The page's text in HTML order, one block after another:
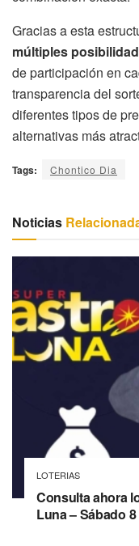
Gracias a esta
múltiples
de participación en
transparencia del
diferentes tipos de
alternativas más
Tags: Chontico Dia
Noticias
LOTERIAS
Consulta ahora
Luna – Sábado